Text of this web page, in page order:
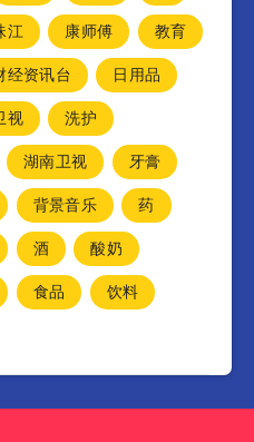
江 康师傅
教育
经资讯台
日用品
视
洗护
湖南卫视
牙膏
背景音乐
药
酒
酸奶
食品 饮料